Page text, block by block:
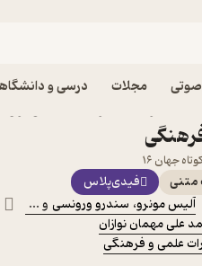
مجلات درسی و
جهان ۱۶
متنی
فیدی‌پلاس
آلیس مونرو، سندرو ورونسی و ...
علی مهمان نوازان
علمی و فرهنگی